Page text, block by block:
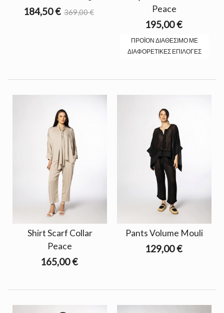
184,50 € 369,00 €
Peace
195,00 €
ΠΡΟΪΌΝ ΔΙΑΘΈΣΙΜΟ ΜΕ
ΔΙΑΦΟΡΕΤΙΚΈΣ ΕΠΙΛΟΓΈΣ
Shirt Scarf Collar
Peace
165,00 €
Pants Volume Mouli
129,00 €